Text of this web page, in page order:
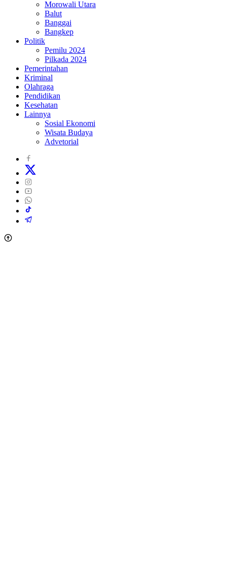
Morowali Utara
Balut
Banggai
Bangkep
Politik
Pemilu 2024
Pilkada 2024
Pemerintahan
Kriminal
Olahraga
Pendidikan
Kesehatan
Lainnya
Sosial Ekonomi
Wisata Budaya
Advetorial